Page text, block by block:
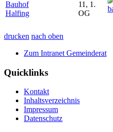
Bauhof
Halfing
11, 1.
OG
drucken nach oben
Zum Intranet Gemeinderat
Quicklinks
Kontakt
Inhaltsverzeichnis
Impressum
Datenschutz